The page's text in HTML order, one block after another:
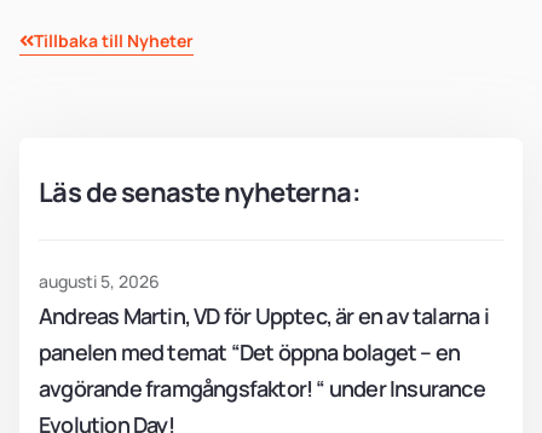
Tillbaka till Nyheter
Läs de senaste nyheterna:
Andreas Martin, VD för Upptec, är en av talarna i
panelen med temat “Det öppna bolaget – en
avgörande framgångsfaktor! “ under Insurance
Evolution Day!
augusti 5, 2026